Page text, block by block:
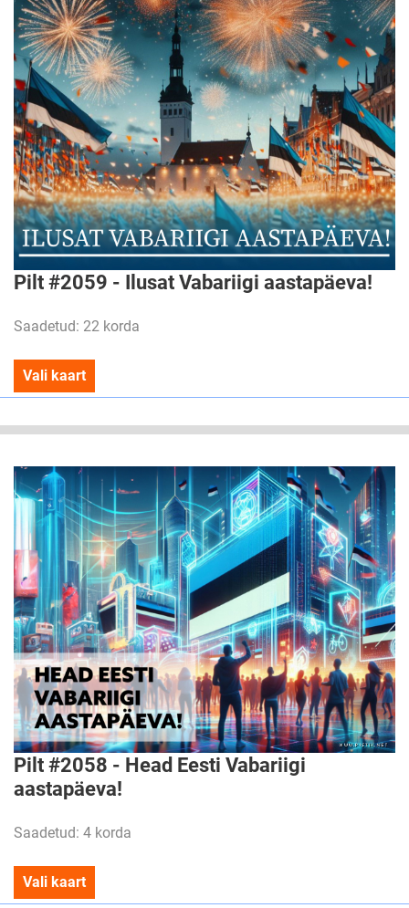
Pilt #2059 - Ilusat Vabariigi aastapäeva!
Saadetud: 22 korda
Vali kaart
Pilt #2058 - Head Eesti Vabariigi
aastapäeva!
Saadetud: 4 korda
Vali kaart